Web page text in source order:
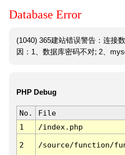
Database Error
(1040) 365建站错误警告：连接
因：1、数据库密码不对; 2、
PHP Debug
No. File
1
/index.php
2 /source/function/